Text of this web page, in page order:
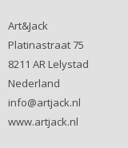
Art&Jack
Platinastraat 75
8211 AR Lelystad
Nederland
info@artjack.nl
www.artjack.nl